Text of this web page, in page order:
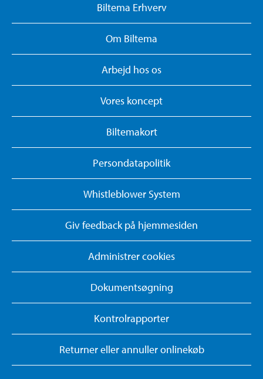
Biltema Erhverv
Om Biltema
Arbejd hos os
Vores koncept
Biltemakort
Persondatapolitik
Whistleblower System
Giv feedback på hjemmesiden
Administrer cookies
Dokumentsøgning
Kontrolrapporter
Returner eller annuller onlinekøb